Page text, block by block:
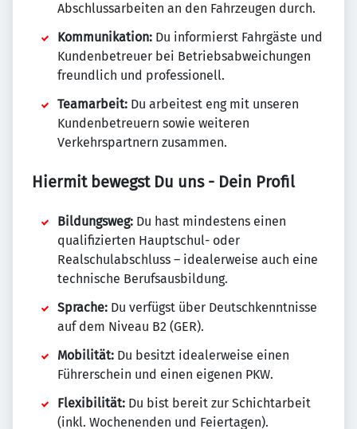
Abschlussarbeiten an den Fahrzeugen durch.
Kommunikation: Du informierst Fahrgäste und
Kundenbetreuer bei Betriebsabweichungen
freundlich und professionell.
Teamarbeit: Du arbeitest eng mit unseren
Kundenbetreuern sowie weiteren
Verkehrspartnern zusammen.
Hiermit bewegst Du uns - Dein Profil
Bildungsweg: Du hast mindestens einen
qualifizierten Hauptschul- oder
Realschulabschluss – idealerweise auch eine
technische Berufsausbildung.
Sprache: Du verfügst über Deutschkenntnisse
auf dem Niveau B2 (GER).
Mobilität: Du besitzt idealerweise einen
Führerschein und einen eigenen PKW.
Flexibilität: Du bist bereit zur Schichtarbeit
(inkl. Wochenenden und Feiertagen).